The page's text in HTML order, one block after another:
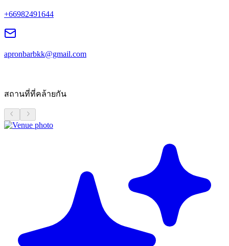
+66982491644
apronbarbkk@gmail.com
สถานที่ที่คล้ายกัน